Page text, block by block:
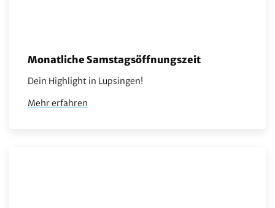
Monatliche Samstagsöffnungszeit
Dein Highlight in Lupsingen!
Mehr erfahren